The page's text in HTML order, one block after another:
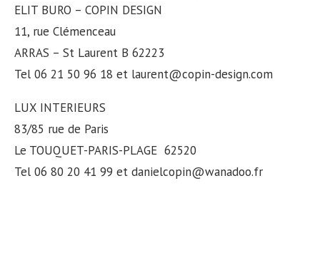
ELIT BURO – COPIN DESIGN
11, rue Clémenceau
ARRAS – St Laurent B 62223
Tel 06 21 50 96 18 et laurent@copin-design.com
LUX INTERIEURS
83/85 rue de Paris
Le TOUQUET-PARIS-PLAGE 62520
Tel 06 80 20 41 99 et danielcopin@wanadoo.fr